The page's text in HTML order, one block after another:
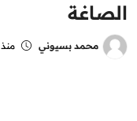
العالم
الرياضة
الصاغة
محمد بسيوني منذ 2 سنين